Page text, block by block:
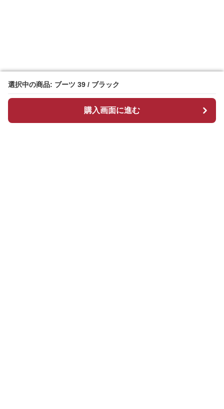
選択中の商品: ブーツ 39 / ブラック
購入画面に進む
選択中の商品: ブーツ 39 / ブラック
購入画面に進む